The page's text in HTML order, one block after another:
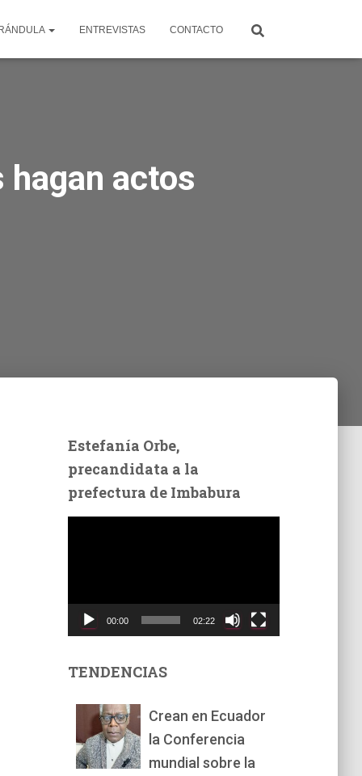
ENTREVISTAS CONTACTO
hagan actos
Estefanía Orbe,
precandidata a la
prefectura de Imbabura
t
00:00 02:22
TENDENCIAS
Crean en Ecuador
la Conferencia
mundial sobre la